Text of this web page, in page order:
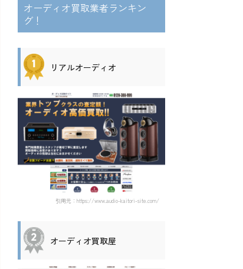
オーディオ買取業者ランキン
グ！
リアルオーディオ
引用元：https://www.audio-kaitori-site.com/
オーディオ買取屋